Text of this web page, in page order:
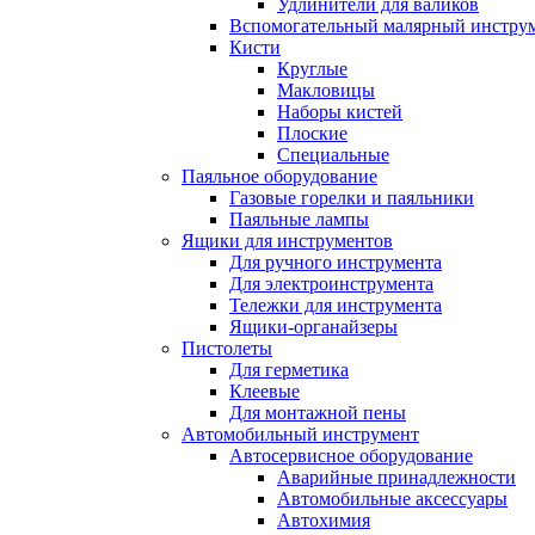
Удлинители для валиков
Вспомогательный малярный
Кисти
Круглые
Макловицы
Наборы кистей
Плоские
Специальные
Паяльное оборудование
Газовые горелки и паяльники
Паяльные лампы
Ящики для инструментов
Для ручного инструмента
Для электроинструмента
Тележки для инструмента
Ящики-органайзеры
Пистолеты
Для герметика
Клеевые
Для монтажной пены
Автомобильный инструмент
Автосервисное оборудование
Аварийные принадлежности
Автомобильные аксессуары
Автохимия